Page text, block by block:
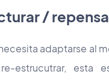
/
adaptarse al
estrucutrar, esta